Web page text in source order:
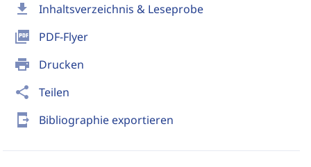
download Inhaltsverzeichnis & Leseprobe
picture_as_pdf PDF-Flyer
print Drucken
share Teilen
send_to_mobile Bibliographie exportieren